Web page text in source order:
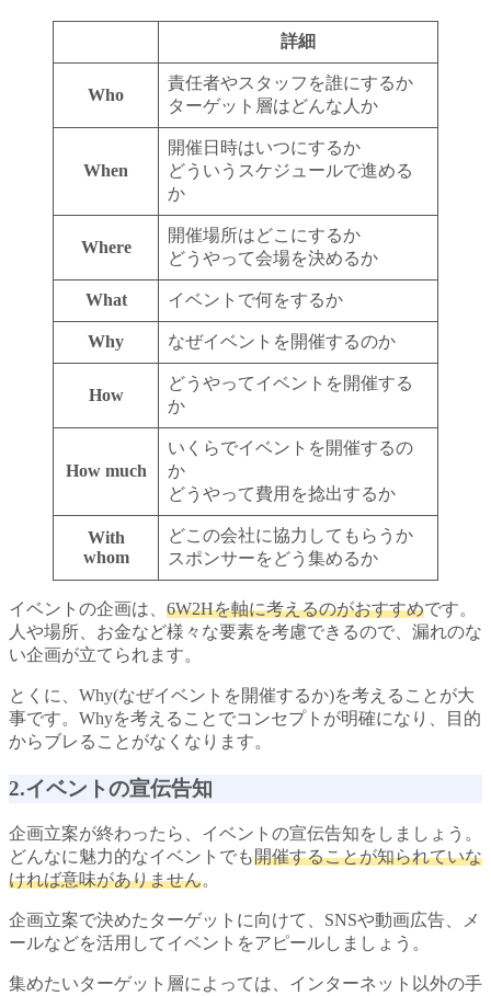
詳細
Who
責任者やスタッフを誰にするか
ターゲット層はどんな人か
When
開催日時はいつにするか
どういうスケジュールで進める
か
Where
開催場所はどこにするか
どうやって会場を決めるか
What イベントで何をするか
Why なぜイベントを開催するのか
How
どうやってイベントを開催する
か
How much
いくらでイベントを開催するの
か
どうやって費用を捻出するか
With
whom
どこの会社に協力してもらうか
スポンサーをどう集めるか
イベントの企画は、 6W2Hを軸に考えるのがおすすめです。
人や場所、お金など様々な要素を考慮できるので、漏れのな
い企画が立てられます。
とくに、Why(なぜイベントを開催するか)を考えることが大
事です。Whyを考えることでコンセプトが明確になり、目的
からブレることがなくなります。
2.イベントの宣伝告知
企画立案が終わったら、イベントの宣伝告知をしましょう。
どんなに魅力的なイベントでも開催することが知られていな
ければ意味がありません。
企画立案で決めたターゲットに向けて、SNSや動画広告、メ
ールなどを活用してイベントをアピールしましょう。
集めたいターゲット層によっては、インターネット以外の手